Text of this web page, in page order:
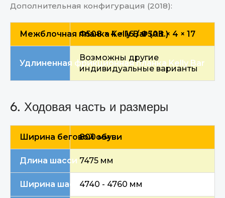
Дополнительная конфигурация (2018):
Межблочная планка Kelly Bar (Alt.)
Φ508 × 4 × 16 / Φ508 × 4 × 17
Удлиненная фрикционная планка Kelly Bar
Возможны другие
индивидуальные варианты
6. Ходовая часть и размеры
Ширина беговой обуви
800 мм
Длина шасси 7475 мм
Ширина шасси (увеличенная)
4740 - 4760 мм